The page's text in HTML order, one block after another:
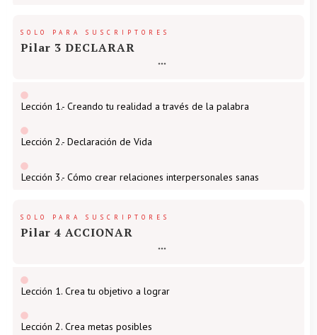
SOLO PARA SUSCRIPTORES
Pilar 3 DECLARAR
Lección 1.- Creando tu realidad a través de la palabra
Lección 2.- Declaración de Vida
Lección 3.- Cómo crear relaciones interpersonales sanas
SOLO PARA SUSCRIPTORES
Pilar 4 ACCIONAR
Lección 1. Crea tu objetivo a lograr
Lección 2. Crea metas posibles